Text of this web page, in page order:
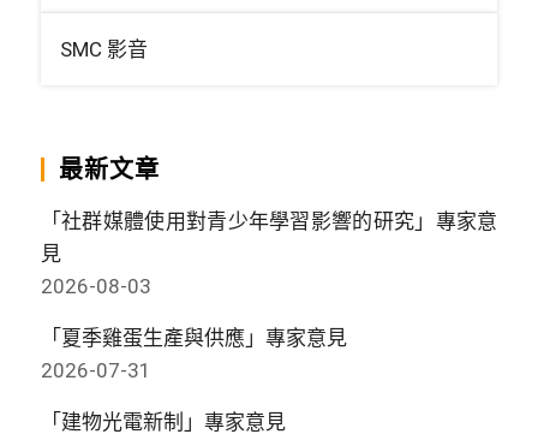
SMC 影音
最新文章
「社群媒體使用對青少年學習影響的研究」專家意
見
2026-08-03
「夏季雞蛋生產與供應」專家意見
2026-07-31
「建物光電新制」專家意見